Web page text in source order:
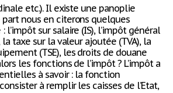
etc.). Il existe une panoplie
part nous en citerons quelques
l’impôt sur salaire (IS), l’impôt général
la taxe sur la valeur ajoutée (TVA), la
(TSE), les droits de douane
les fonctions de l’impôt ? L’impôt a
à savoir : la fonction
à remplir les caisses de l’Etat,